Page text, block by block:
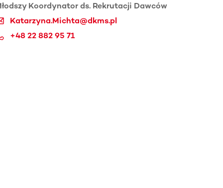
Koordynator ds. Rekrutacji Dawców
Katarzyna.Michta@dkms.pl
+48 22 882 95 71